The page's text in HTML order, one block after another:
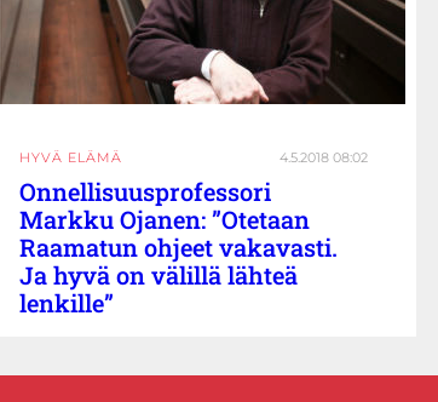
HYVÄ ELÄMÄ 4.5.2018 08:02
Onnellisuusprofessori
Markku Ojanen: ”Otetaan
Raamatun ohjeet vakavasti.
Ja hyvä on välillä lähteä
lenkille”